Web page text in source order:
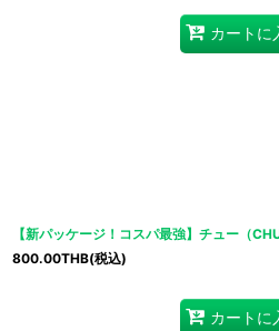
カートに
【新パッケージ！コスパ最強】チュー（
800.00THB(税込)
カートに